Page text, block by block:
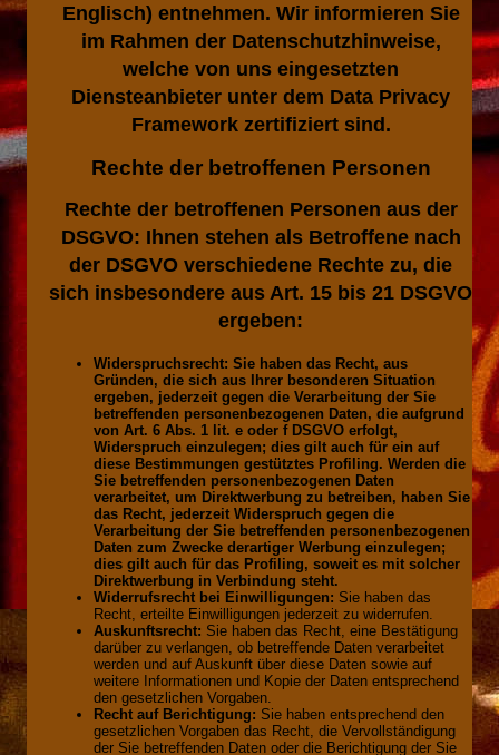
Englisch) entnehmen. Wir informieren Sie
im Rahmen der Datenschutzhinweise,
welche von uns eingesetzten
Diensteanbieter unter dem Data Privacy
Framework zertifiziert sind.
Rechte der betroffenen Personen
Rechte der betroffenen Personen aus der
DSGVO: Ihnen stehen als Betroffene nach
der DSGVO verschiedene Rechte zu, die
sich insbesondere aus Art. 15 bis 21 DSGVO
ergeben:
Widerspruchsrecht: Sie haben das Recht, aus
Gründen, die sich aus Ihrer besonderen Situation
ergeben, jederzeit gegen die Verarbeitung der Sie
betreffenden personenbezogenen Daten, die aufgrund
von Art. 6 Abs. 1 lit. e oder f DSGVO erfolgt,
Widerspruch einzulegen; dies gilt auch für ein auf
diese Bestimmungen gestütztes Profiling. Werden die
Sie betreffenden personenbezogenen Daten
verarbeitet, um Direktwerbung zu betreiben, haben Sie
das Recht, jederzeit Widerspruch gegen die
Verarbeitung der Sie betreffenden personenbezogenen
Daten zum Zwecke derartiger Werbung einzulegen;
dies gilt auch für das Profiling, soweit es mit solcher
Direktwerbung in Verbindung steht.
Widerrufsrecht bei Einwilligungen: Sie haben das
Recht, erteilte Einwilligungen jederzeit zu widerrufen.
Auskunftsrecht: Sie haben das Recht, eine Bestätigung
darüber zu verlangen, ob betreffende Daten verarbeitet
werden und auf Auskunft über diese Daten sowie auf
weitere Informationen und Kopie der Daten entsprechend
den gesetzlichen Vorgaben.
Recht auf Berichtigung: Sie haben entsprechend den
gesetzlichen Vorgaben das Recht, die Vervollständigung
der Sie betreffenden Daten oder die Berichtigung der Sie